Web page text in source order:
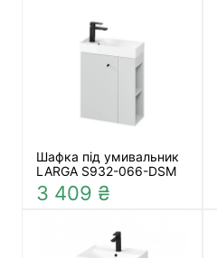
Шафка під умивальник
LARGA S932-066-DSM
3 409 ₴